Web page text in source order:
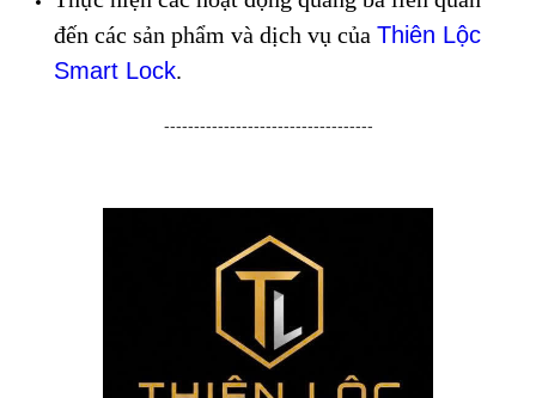
đến các sản phẩm và dịch vụ của Thiên Lộc
Smart Lock.
-----------------------------------